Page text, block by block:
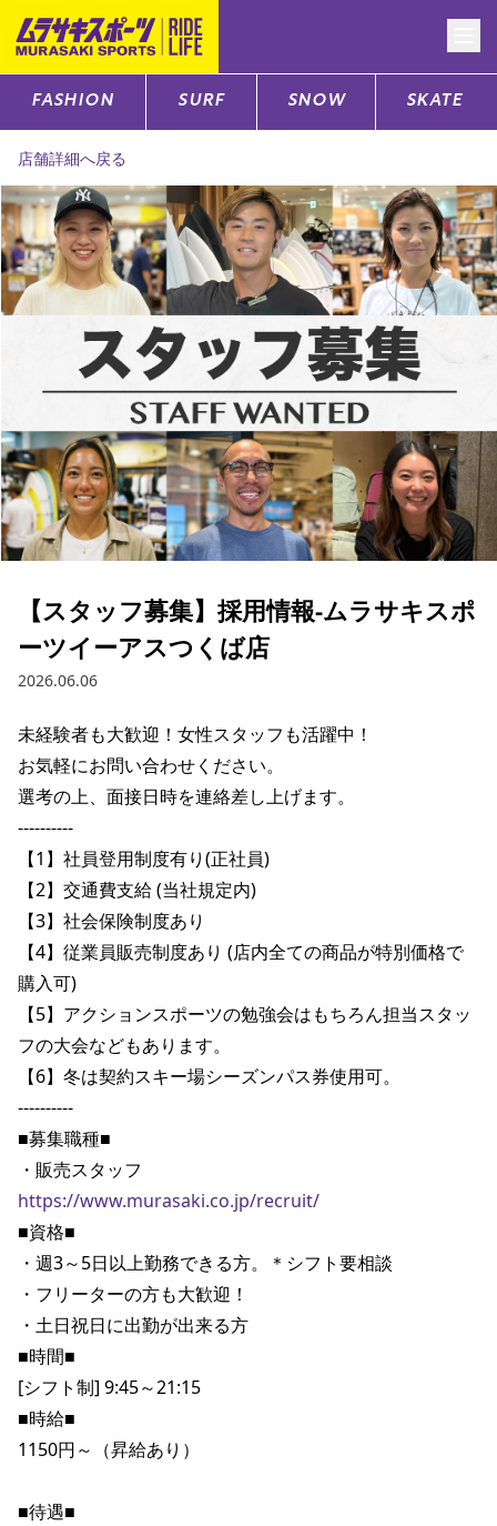
CATEGORY
サーフTOP
スノーTOP
スケートTOP
CONTENTS
ブランド一覧
特集一覧
SUPPORT
ご利用ガイド
会員ランク
アフターサポート
下取り保証について
よくある質問
ポイント・クーポンもこのアプリで！
FASHION SURF SNOW SKATE
店舗詳細へ戻る
【スタッフ募集】採用情報-ムラサキスポ
ーツイーアスつくば店
2026.06.06
未経験者も大歓迎！女性スタッフも活躍中！
お気軽にお問い合わせください。
選考の上、面接日時を連絡差し上げます。
----------
【1】社員登用制度有り(正社員)
【2】交通費支給 (当社規定内)
【3】社会保険制度あり
【4】従業員販売制度あり (店内全ての商品が特別価格で
購入可)
【5】アクションスポーツの勉強会はもちろん担当スタッ
フの大会などもあります。
【6】冬は契約スキー場シーズンパス券使用可。
----------
■募集職種■
https://www.murasaki.co.jp/recruit/
■資格■
・週3～5日以上勤務できる方。＊シフト要相談
・フリーターの方も大歓迎！
・土日祝日に出勤が出来る方
■時間■
[シフト制] 9:45～21:15
■時給■
1150円～（昇給あり）
■待遇■